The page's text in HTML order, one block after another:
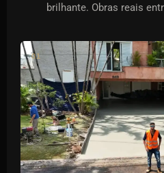
brilhante. Obras reais
01